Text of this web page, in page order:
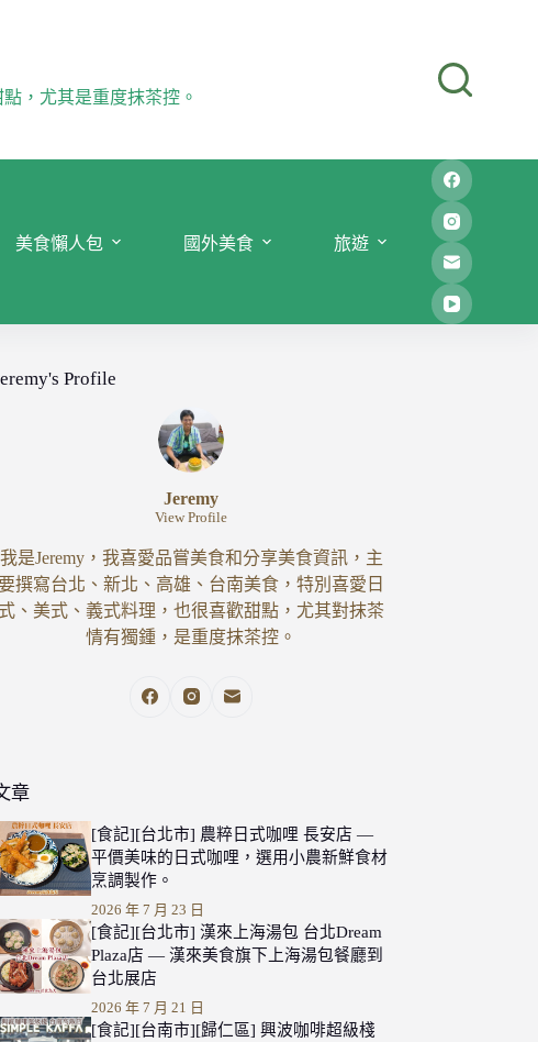
，尤其是重度抹茶控。
美食懶人包 國外美食 旅遊
Profile
Jeremy
View Profile
我是Jeremy，我喜愛品嘗美食和分享美食資訊，主
撰寫台北、新北、高雄、台南美食，特別喜愛日
式、美式、義式料理，也很喜歡甜點，尤其對抹茶
情有獨鍾，是重度抹茶控。
章
[食記][台北市] 農粹日式咖哩 長安店 —
平價美味的日式咖哩，選用小農新鮮食材
烹調製作。
2026 年 7 月 23 日
[食記][台北市] 漢來上海湯包 台北Dream
Plaza店 — 漢來美食旗下上海湯包餐廳到
台北展店
2026 年 7 月 21 日
[食記][台南市][歸仁區] 興波咖啡超級棧